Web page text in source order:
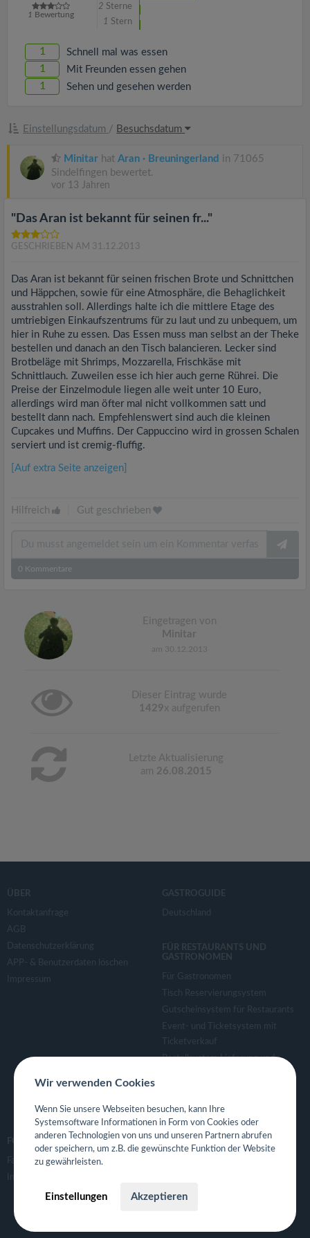
1 Bewertung
2 Sterne
1 Stern
1 Schnell mal was essen
1 Mit Freunden essen gehen
1 Sehen und gesehen werden
Einstellungsdatum / Besuchsdatum
Minitar hat Aran · Breuningerland in 71065
Sindelfingen bewertet.
vor 13 Jahren
"Das Aran ist bekannt für seinen fr..."
GESCHRIEBEN AM 31.12.2013
Das Aran ist bekannt für seinen frischen Brote und Schnittchen
und Häppchen, sowie für eine Atmosphäre, die Behaglichkeit
ausstrahlen soll. Allerdings halte ich die mittlere Etage des
umtriebigen Einkaufszentrums für zu laut und zu unbequem, um
hier in Ruhe zu essen. Das Essen muss man selbst an der Theke
bestellen und danach an den Tisch balancieren. Lecker sind
Brotbeläge mit Shrimps, Mozzarella, Frischkäse mit
Schnittlauch. Zuweilen esse ich hier auch gerne Rührei. Die
Preise der Einzelmodule liegen alle weit unter 10 Euro,
allerdings wird man öfter mal nicht vollkommen satt und
bestellt dann nach. Empfehlenswert sind auch die kleinen
Cupcakes und Muffins. Der Cappuccino wird in grossen Schalen
serviert und ist cremig-fluffig.
[Auf extra Seite anzeigen]
Hilfreich Gut geschrieben
0 Kommentare
Eingetragen von
Minitar
am 30.12.2013
Dieser Eintrag wurde
1429x aufgerufen
Letzte Aktualisierung
am 26.08.2015
ÜBER
Kontaktanfrage
AGB
Datenschutzerklärung
APP- & Benutzerdaten löschen
Impressum
GASTROGUIDE
Deutschland
FÜR RESTAURANTS UND
GASTRONOMEN
Für Gastronomen
Tisch Reservierungsystem
Gutscheinsystem für Restaurants
Event- und Ticketsystem mit
Ticketverkauf
Bestellsystem Lieferung und
Eigene App für Restaurant
FOLGE UNS
Facebook
Instagram
Wir verwenden Cookies
Wenn Sie unsere Webseiten besuchen, kann Ihre
Systemsoftware Informationen in Form von Cookies oder
anderen Technologien von uns und unseren Partnern abrufen
oder speichern, um z.B. die gewünschte Funktion der Website
zu gewährleisten.
Einstellungen Akzeptieren